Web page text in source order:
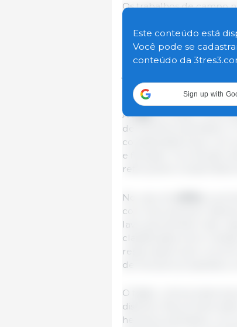
Os trabalhos de campo
Economia Rural (Deral),
Abastecimento (Seab).
Acompanhamento de
regiões do Estado.
Asoja, principal cultura
de hectares plantados.
consideradas boas, com
e floração. A produção
reforçando a expectativa
No caso do
com lavouras bem
lavouras também são
classificadas entre
responsável pelo
de hectares projetados,
O feijão, cultura
distintos. Na primeira
hectares plantados,
Este conteúdo está
Você pode se
conteúdo da
Sign up with